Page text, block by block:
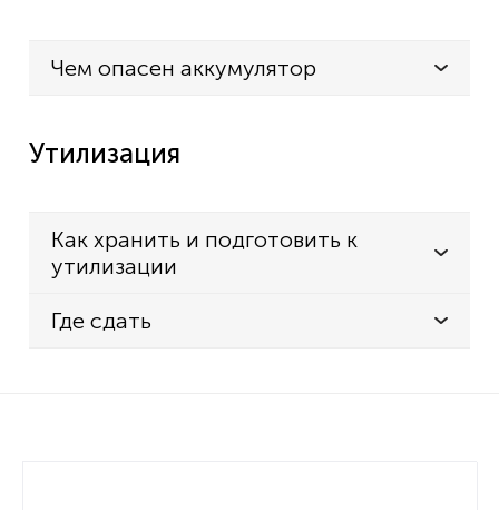
Чем опасен аккумулятор
Утилизация
Как хранить и подготовить к
утилизации
Где сдать